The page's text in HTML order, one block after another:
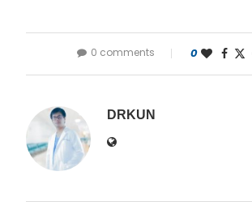
0 comments 0
DRKUN